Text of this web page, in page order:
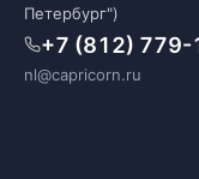
Петербург")
+7 (812) 779-
nl@capricorn.ru